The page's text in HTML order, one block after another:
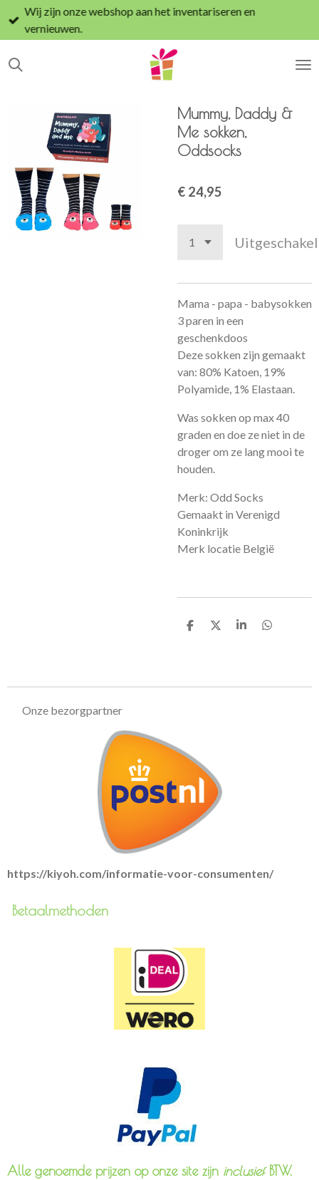
Ga
direct
de
Wij zijn onze webshop aan het inventariseren en
vernieuwen.
Mummy, Daddy &
Me sokken,
Oddsocks
€ 24,95
Mama - papa - babysokken
3 paren in een
geschenkdoos
Deze sokken zijn gemaakt
van: 80% Katoen, 19%
Polyamide, 1% Elastaan.
Was sokken op max 40
graden en doe ze niet in de
droger om ze lang mooi te
houden.
Merk: Odd Socks
Gemaakt in Verenigd
Koninkrijk
Merk locatie België
D
D
S
D
Onze bezorgpartner
https://kiyoh.com/informatie-voor-consumenten/
Betaalmethoden
Alle genoemde prijzen op onze site zijn inclusiefBTW.